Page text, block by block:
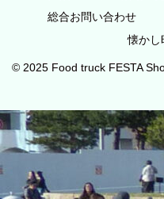
総合お問い合わせ
懐かし
© 2025 Food truck FESTA